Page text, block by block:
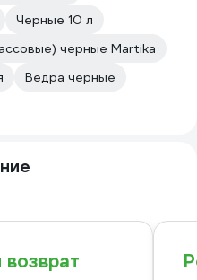
Черные 10 л
черные Martika
Ведра черные